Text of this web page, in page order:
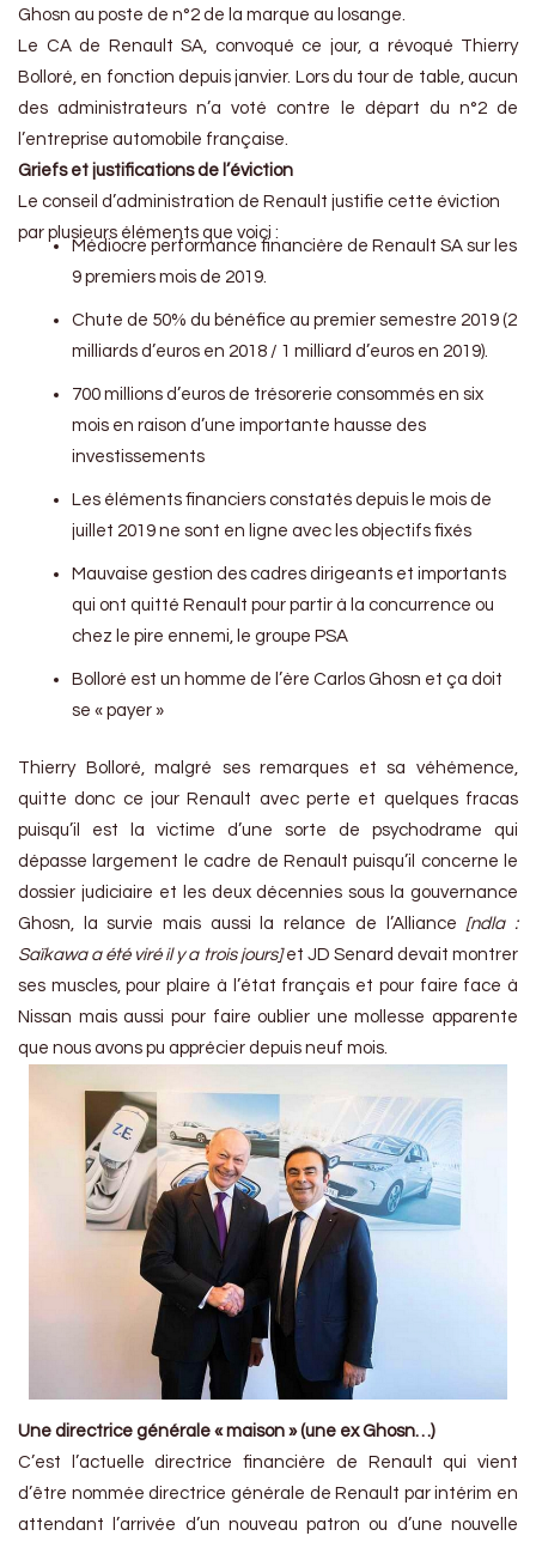
Ghosn au poste de n°2 de la marque au losange.
Le CA de Renault SA, convoqué ce jour, a révoqué Thierry
Bolloré, en fonction depuis janvier. Lors du tour de table, aucun
des administrateurs n’a voté contre le départ du n°2 de
l’entreprise automobile française.
Griefs et justifications de l’éviction
Le conseil d’administration de Renault justifie cette éviction
par plusieurs éléments que voici :
Médiocre performance financière de Renault SA sur les
9 premiers mois de 2019.
Chute de 50% du bénéfice au premier semestre 2019 (2
milliards d’euros en 2018 / 1 milliard d’euros en 2019).
700 millions d’euros de trésorerie consommés en six
mois en raison d’une importante hausse des
investissements
Les éléments financiers constatés depuis le mois de
juillet 2019 ne sont en ligne avec les objectifs fixés
Mauvaise gestion des cadres dirigeants et importants
qui ont quitté Renault pour partir à la concurrence ou
chez le pire ennemi, le groupe PSA
Bolloré est un homme de l’ère Carlos Ghosn et ça doit
se « payer »
Thierry Bolloré, malgré ses remarques et sa véhémence,
quitte donc ce jour Renault avec perte et quelques fracas
puisqu’il est la victime d’une sorte de psychodrame qui
dépasse largement le cadre de Renault puisqu’il concerne le
dossier judiciaire et les deux décennies sous la gouvernance
Ghosn, la survie mais aussi la relance de l’Alliance [ndla :
Saïkawa a été viré il y a trois jours]et JD Senard devait montrer
ses muscles, pour plaire à l’état français et pour faire face à
Nissan mais aussi pour faire oublier une mollesse apparente
que nous avons pu apprécier depuis neuf mois.
Une directrice générale « maison » (une ex Ghosn…)
C’est l’actuelle directrice financière de Renault qui vient
d’être nommée directrice générale de Renault par intérim en
attendant l’arrivée d’un nouveau patron ou d’une nouvelle